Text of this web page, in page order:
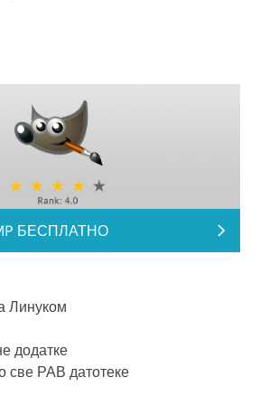
БЕСПЛАТНО
Линуком
додатке
све РАВ датотеке